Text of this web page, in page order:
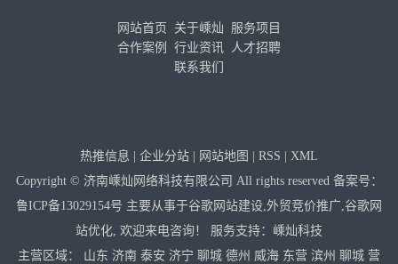
网站首页 关于嵊灿
服务项目
合作案例
行业资讯
人才招聘
联系我们
热推信息 企业分站 网站地图 RSS
XML
Copyright © 济南嵊灿网络科技有限公司 All rights reserved 备案号：
鲁ICP备13029154号 主要从事于谷歌网站建设 外贸竞价推广 谷歌网
站优化 , 欢迎来电咨询！ 服务支持： 嵊灿科技
主营区域： 山东 济南 泰安 济宁 聊城 德州 威海 东营 滨州 聊城 营